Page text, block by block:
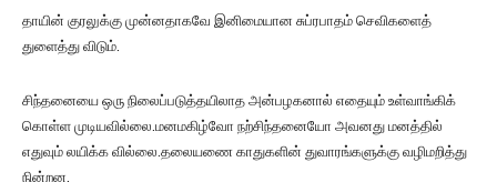
தாயின் குரலுக்கு முன்னதாகவே இனிமையான சுப்ரபாதம் செவிகளைத்
துளைத்து விடும்‌.
சிந்தனையை ஒரு நிலைப்படுத்தயிலாத அன்பழகனால் எதையும் உள்வாங்கிக்
கொள்ள முடியவில்லை.மனமகிழ்வோ நற்சிந்தனையோ அவனது மனத்தில்
எதுவும் லயிக்க வில்லை.தலையணை காதுகளின் துவாரங்களுக்கு வழிமறித்து
நின்றன.